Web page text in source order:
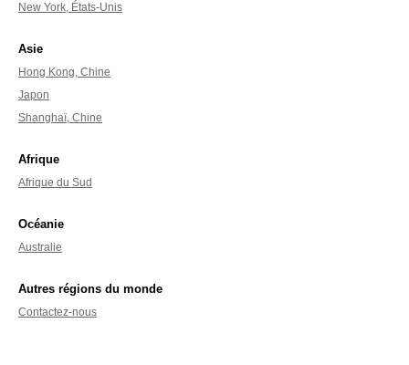
New York, États-Unis
Asie
Hong Kong, Chine
Japon
Shanghaï, Chine
Afrique
Afrique du Sud
Océanie
Australie
Autres régions du monde
Contactez-nous